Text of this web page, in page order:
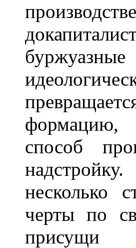
формацию,
способ
несколько
черты по
присущи